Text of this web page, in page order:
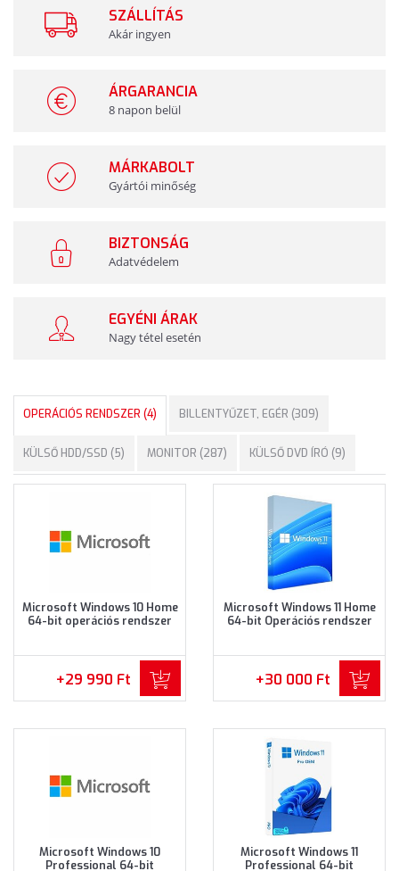
SZÁLLÍTÁS
Akár ingyen
ÁRGARANCIA
8 napon belül
MÁRKABOLT
Gyártói minőség
BIZTONSÁG
Adatvédelem
EGYÉNI ÁRAK
Nagy tétel esetén
OPERÁCIÓS RENDSZER (4) BILLENTYŰZET, EGÉR (309)
KÜLSŐ HDD/SSD (5) MONITOR (287) KÜLSŐ DVD ÍRÓ (9)
Microsoft Windows 10 Home
64-bit operációs rendszer
+29 990 Ft
Microsoft Windows 11 Home
64-bit Operációs rendszer
+30 000 Ft
Microsoft Windows 10
Professional 64-bit
Microsoft Windows 11
Professional 64-bit